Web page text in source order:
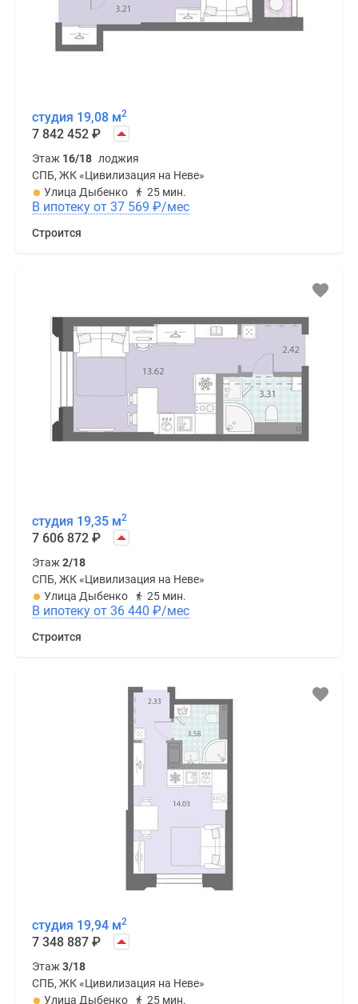
студия 19,08 м2
7 842 452 ₽
Этаж 16/18 лоджия
СПБ, ЖК «Цивилизация на Неве»
Улица Дыбенко
25 мин.
В ипотеку от 37 569 ₽/мес
Строится
студия 19,35 м2
7 606 872 ₽
Этаж 2/18
СПБ, ЖК «Цивилизация на Неве»
Улица Дыбенко
25 мин.
В ипотеку от 36 440 ₽/мес
Строится
студия 19,94 м2
7 348 887 ₽
Этаж 3/18
СПБ, ЖК «Цивилизация на Неве»
Улица Дыбенко
25 мин.